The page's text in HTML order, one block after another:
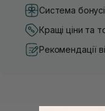
Система
Кращі ціни та
Рекомендації